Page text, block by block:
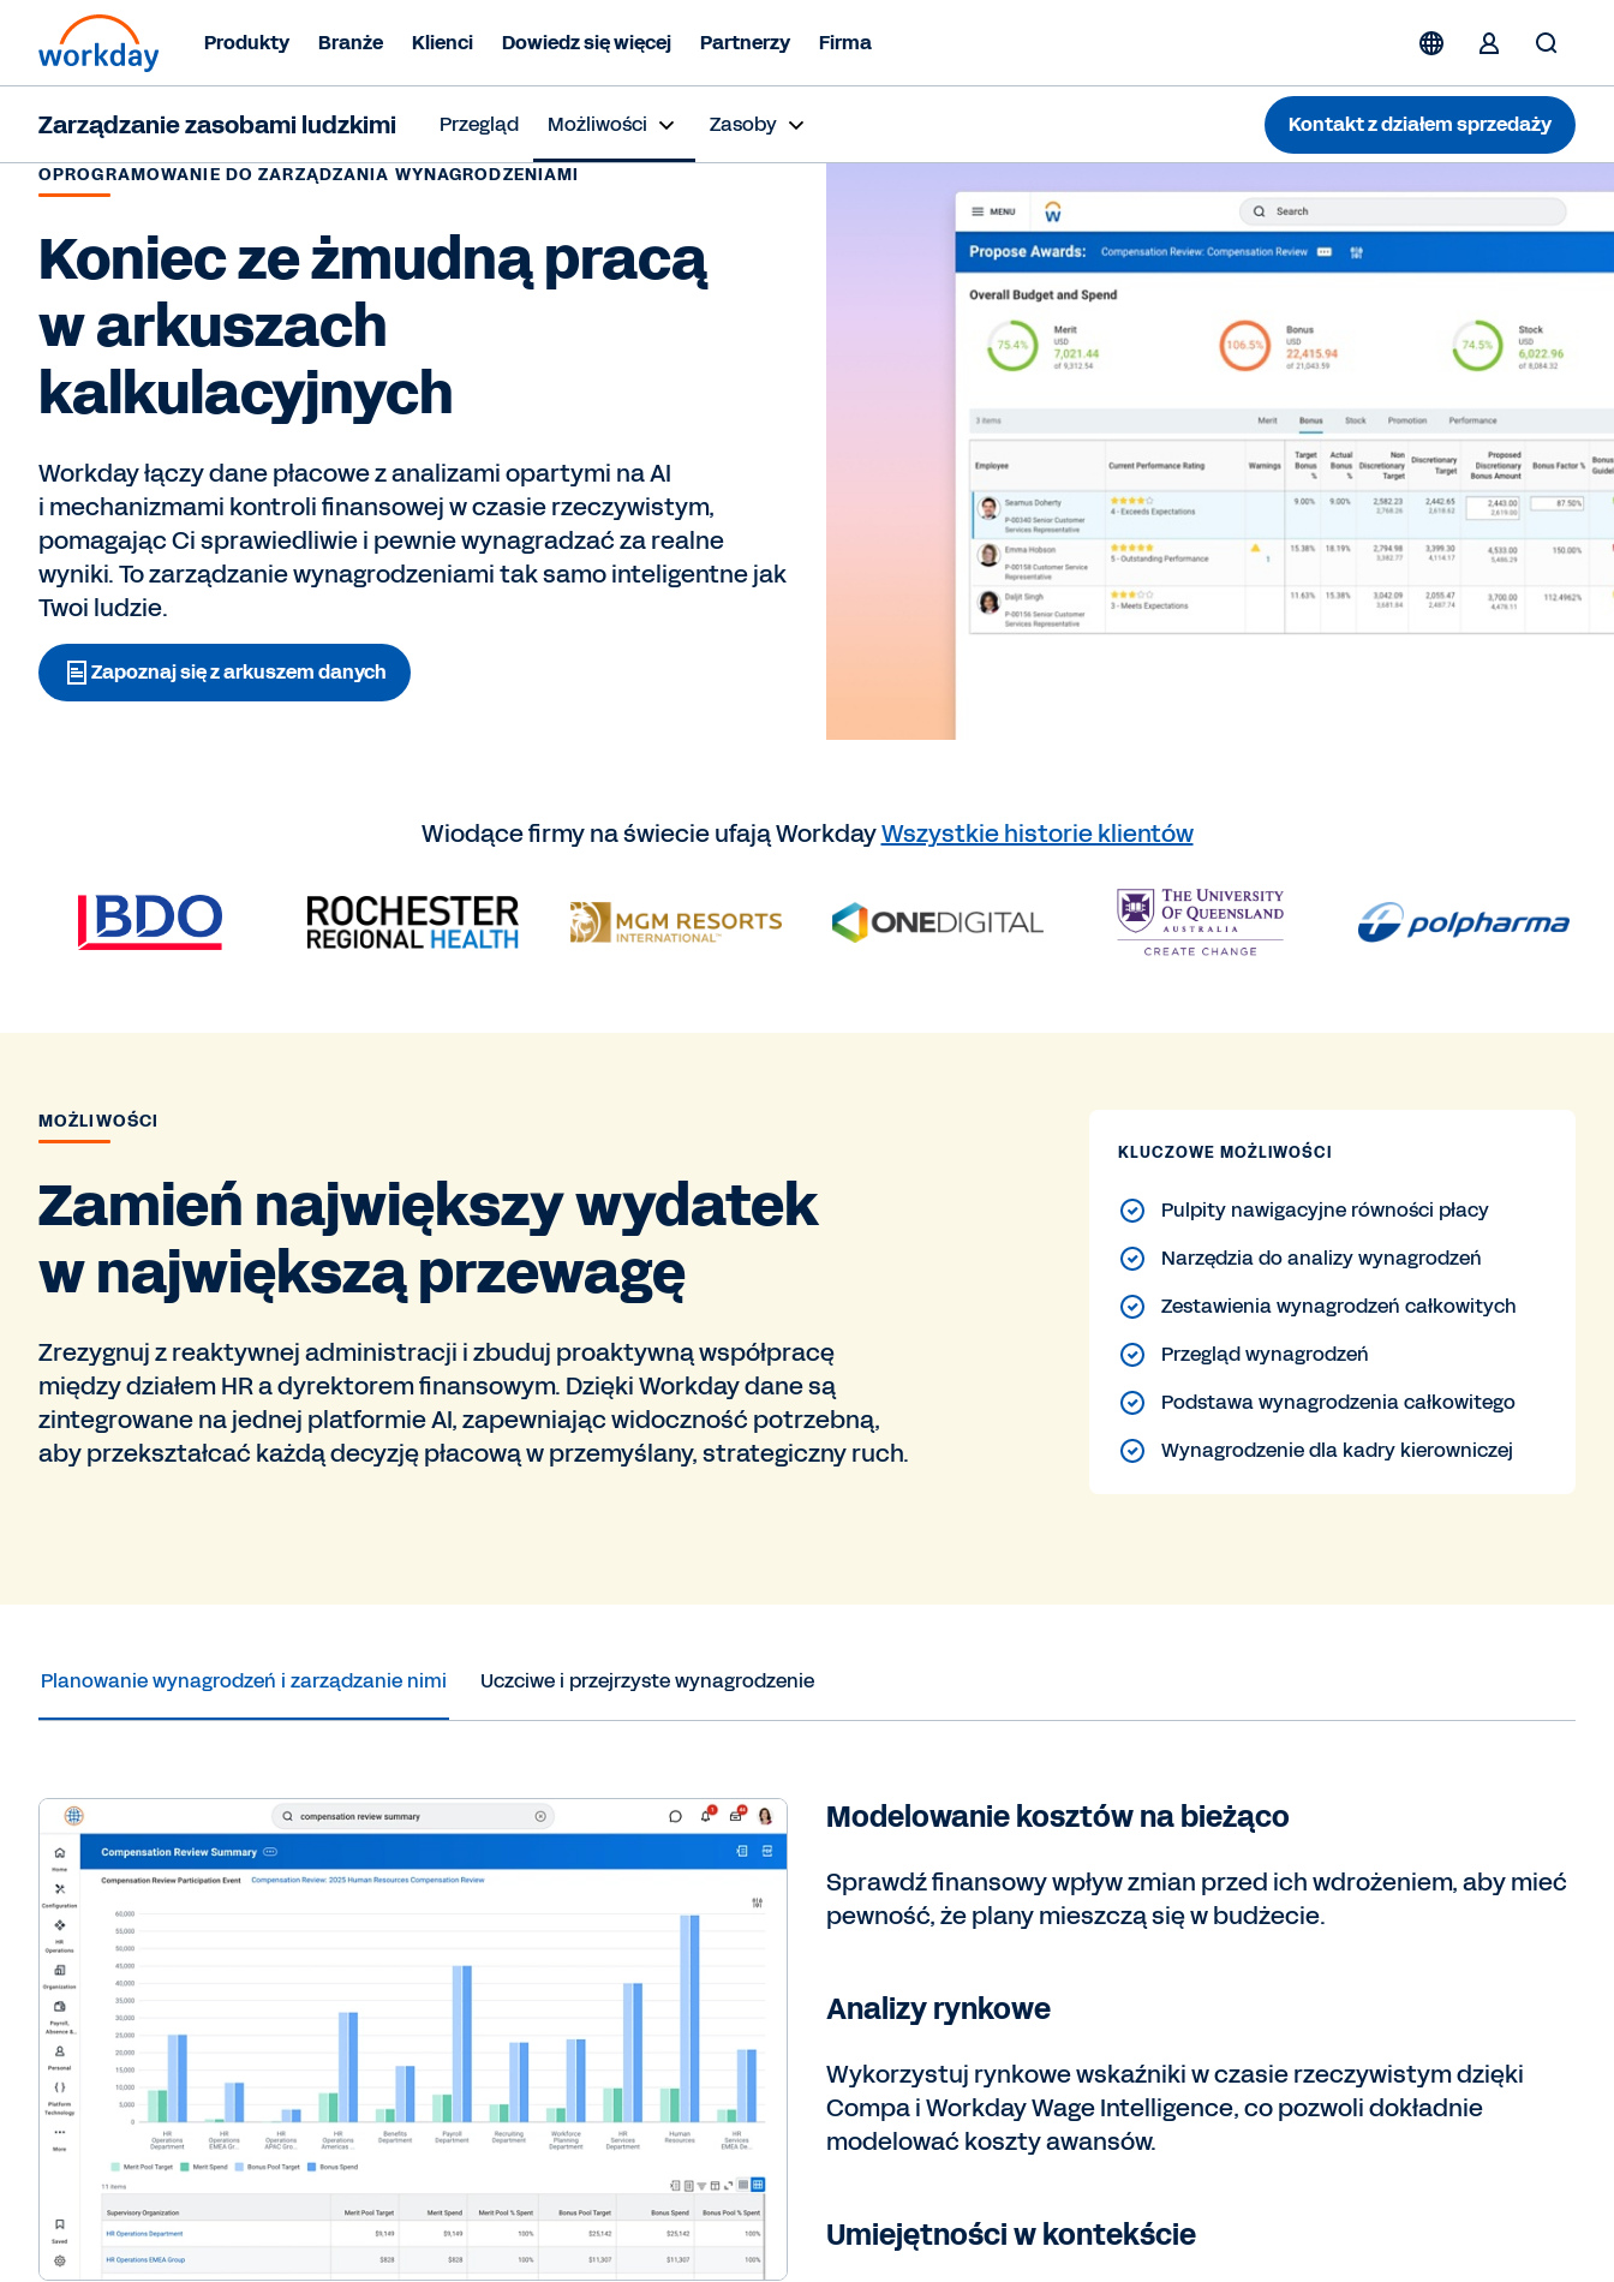
Produkty Branże Klienci Dowiedz się więcej Partnerzy Firma
Zarządzanie zasobami ludzkimi Przegląd Możliwości Zasoby Kontakt z działem sprzedaży
OPROGRAMOWANIE DO ZARZĄDZANIA WYNAGRODZENIAMI
Koniec ze żmudną pracą
w arkuszach
kalkulacyjnych
Workday łączy dane płacowe z analizami opartymi na AI
i mechanizmami kontroli finansowej w czasie rzeczywistym,
pomagając Ci sprawiedliwie i pewnie wynagradzać za realne
wyniki. To zarządzanie wynagrodzeniami tak samo inteligentne jak
Twoi ludzie.
Zapoznaj się z arkuszem danych
Wiodące firmy na świecie ufają WorkdayWszystkie historie klientów
MOŻLIWOŚCI
Zamień największy wydatek
w największą przewagę
Zrezygnuj z reaktywnej administracji i zbuduj proaktywną współpracę
między działem HR a dyrektorem finansowym. Dzięki Workday dane są
zintegrowane na jednej platformie AI, zapewniając widoczność potrzebną,
aby przekształcać każdą decyzję płacową w przemyślany, strategiczny ruch.
KLUCZOWE MOŻLIWOŚCI
Pulpity nawigacyjne równości płacy
Narzędzia do analizy wynagrodzeń
Zestawienia wynagrodzeń całkowitych
Przegląd wynagrodzeń
Podstawa wynagrodzenia całkowitego
Wynagrodzenie dla kadry kierowniczej
Planowanie wynagrodzeń i zarządzanie nimi Uczciwe i przejrzyste wynagrodzenie
Modelowanie kosztów na bieżąco
Sprawdź finansowy wpływ zmian przed ich wdrożeniem, aby mieć
pewność, że plany mieszczą się w budżecie.
Analizy rynkowe
Wykorzystuj rynkowe wskaźniki w czasie rzeczywistym dzięki
Compa i Workday Wage Intelligence, co pozwoli dokładnie
modelować koszty awansów.
Umiejętności w kontekście